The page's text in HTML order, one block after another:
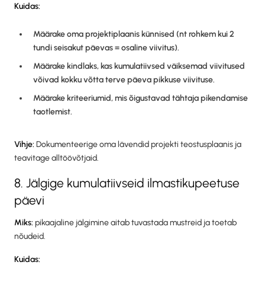
Kuidas:
Määrake oma projektiplaanis künnised (nt rohkem kui 2
tundi seisakut päevas = osaline viivitus).
Määrake kindlaks, kas kumulatiivsed väiksemad viivitused
võivad kokku võtta terve päeva pikkuse viivituse.
Määrake kriteeriumid, mis õigustavad tähtaja pikendamise
taotlemist.
Vihje: Dokumenteerige oma lävendid projekti teostusplaanis ja
teavitage alltöövõtjaid.
8. Jälgige kumulatiivseid ilmastikupeetuse
päevi
Miks: pikaajaline jälgimine aitab tuvastada mustreid ja toetab
nõudeid.
Kuidas: